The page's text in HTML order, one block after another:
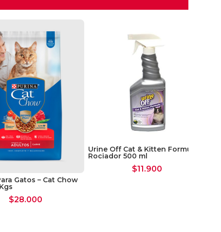
Gatos – Cat Chow
$28.000
Urine Off Cat & Kitten Formula
Rociador 500 ml
$11.900